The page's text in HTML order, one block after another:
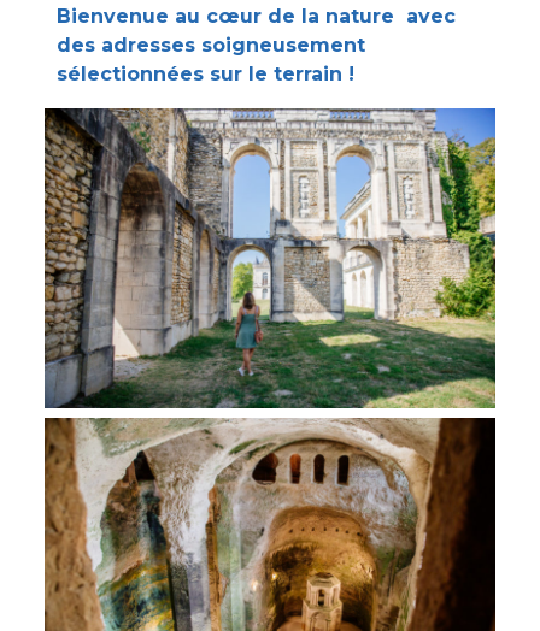
Bienvenue au cœur de la nature avec
des adresses soigneusement
sélectionnées sur le terrain !